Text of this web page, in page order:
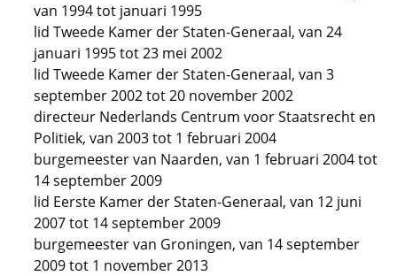
van 1994 tot januari 1995
lid Tweede Kamer der Staten-Generaal, van 24
januari 1995 tot 23 mei 2002
lid Tweede Kamer der Staten-Generaal, van 3
september 2002 tot 20 november 2002
directeur Nederlands Centrum voor Staatsrecht en
Politiek, van 2003 tot 1 februari 2004
burgemeester van Naarden, van 1 februari 2004 tot
14 september 2009
lid Eerste Kamer der Staten-Generaal, van 12 juni
2007 tot 14 september 2009
burgemeester van Groningen, van 14 september
2009 tot 1 november 2013